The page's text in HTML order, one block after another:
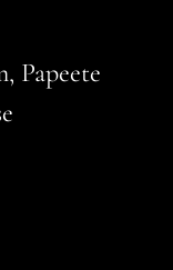
Papeete